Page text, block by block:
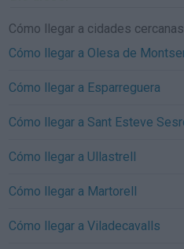
Cómo llegar a cidades
Cómo llegar a Olesa de
Cómo llegar a Esparreguera
Cómo llegar a Sant Esteve
Cómo llegar a Ullastrell
Cómo llegar a Martorell
Cómo llegar a Viladecavalls